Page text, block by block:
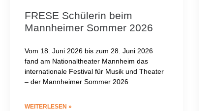
FRESE Schülerin beim
Mannheimer Sommer 2026
Vom 18. Juni 2026 bis zum 28. Juni 2026
fand am Nationaltheater Mannheim das
internationale Festival für Musik und Theater
– der Mannheimer Sommer 2026
WEITERLESEN »